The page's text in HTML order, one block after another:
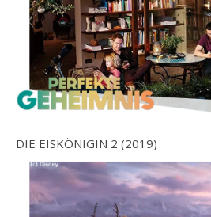
DIE EISKÖNIGIN 2 (2019)